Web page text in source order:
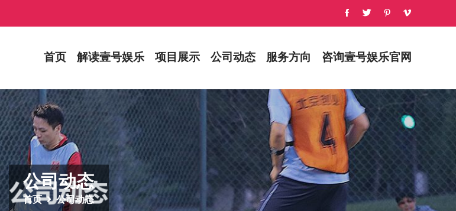
首页 解读壹号娱乐 项目展示 公司动态 服务方向 咨询壹号娱乐官网
公司动态
首页 公司动态